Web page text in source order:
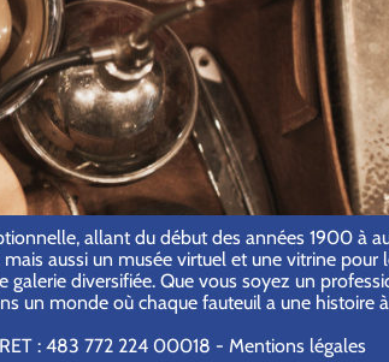
allant du début des années 1900 à
aussi un musée virtuel et une vitrine
diversifiée. Que vous soyez un
un monde où chaque fauteuil a une histoire
: 483 772 224 00018 - Mentions légales